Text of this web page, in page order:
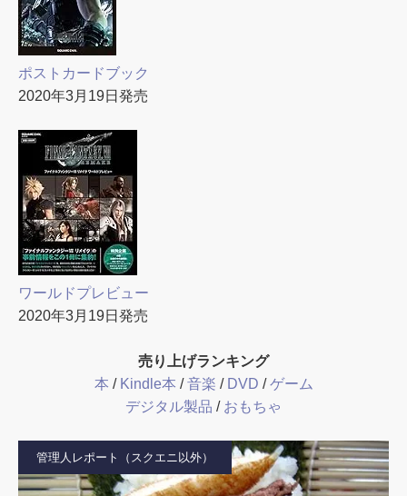
ポストカードブック
2020年3月19日発売
ワールドプレビュー
2020年3月19日発売
売り上げランキング
本 / Kindle本 /音楽 / DVD /ゲーム
デジタル製品 / おもちゃ
管理人レポート（スクエニ以外）